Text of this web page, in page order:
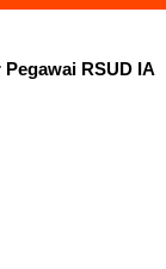
RSUD IA
Fiskal Kaltim